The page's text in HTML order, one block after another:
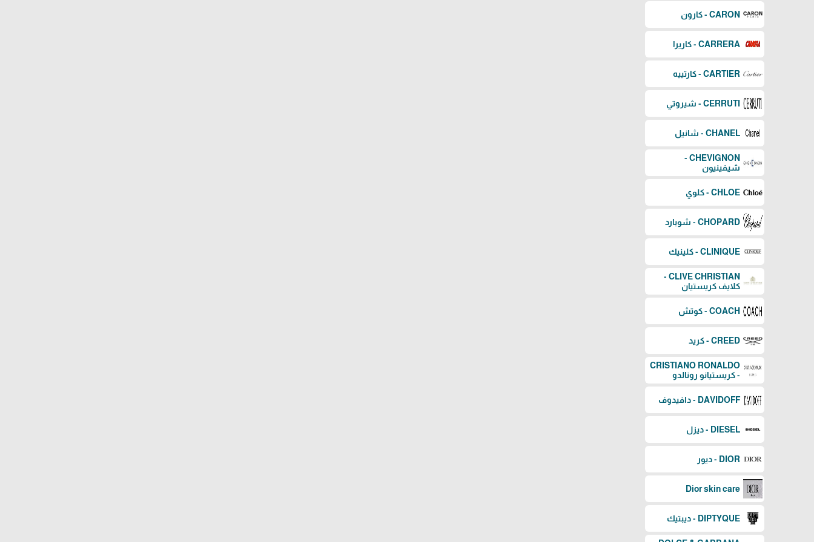
CARON - كارون
CARRERA - كاريرا
CARTIER - كارتييه
CERRUTI - شيروتي
CHANEL - شانيل
CHEVIGNON -
شيفينيون
CHLOE - كلوي
CHOPARD - شوبارد
CLINIQUE - كلينيك
CLIVE CHRISTIAN -
كلايف كريستيان
COACH - كوتش
CREED - كريد
CRISTIANO RONALDO
- كريستيانو رونالدو
DAVIDOFF - دافيدوف
DIESEL - ديزل
DIOR - ديور
Dior skin care
DIPTYQUE - ديبتيك